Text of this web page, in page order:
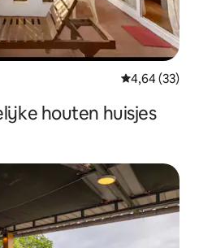
Gemiddelde
4,64 (33)
houten huisjes